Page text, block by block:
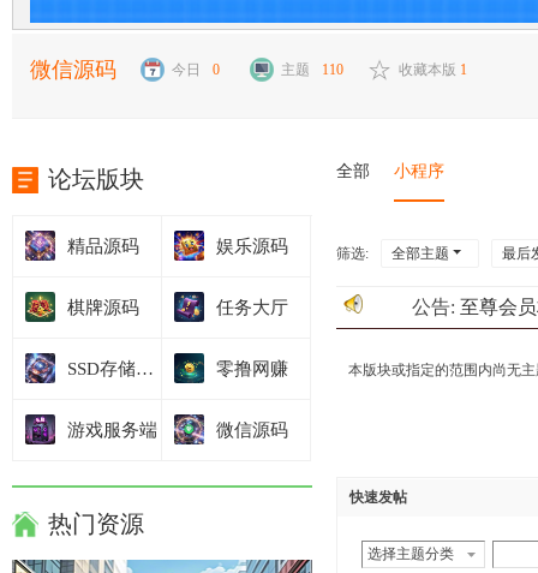
微信源码 今日 0 主题 110 收藏本版 1
全部 小程序
筛选: 全部主题 最后
公告: 至尊会
本版块或指定的范围内尚无
快速发帖
选择主题分类
论坛版块
精品源码 娱乐源码
棋牌源码 任务大厅
SSD存储技术 零撸网赚
游戏服务端 微信源码
热门资源